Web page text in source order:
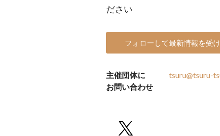
ださい
フォローして最新情報を受
主催団体に
お問い合わせ
tsuru@tsuru-